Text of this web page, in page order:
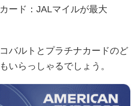
ード：JALマイルが最大
バルトとプラチナカードのど
いらっしゃるでしょう。